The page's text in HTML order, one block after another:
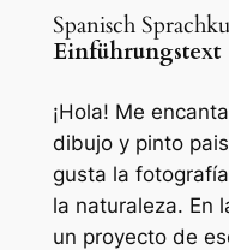
Spanisch
Einführungstext
¡Hola! Me
dibujo y pinto
gusta la
la naturaleza. En
un proyecto de